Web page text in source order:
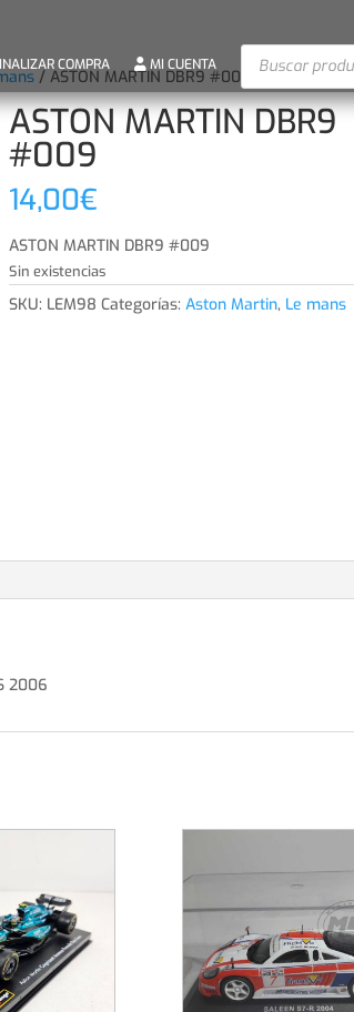
COMPRA MI CUENTA Búsqueda
productos
/ ASTON MARTIN DBR9 #009
ASTON MARTIN DBR9
#009
14,00€
ASTON MARTIN DBR9 #009
Sin existencias
SKU: LEM98 Categorías:Aston Martin, Le mans
2006